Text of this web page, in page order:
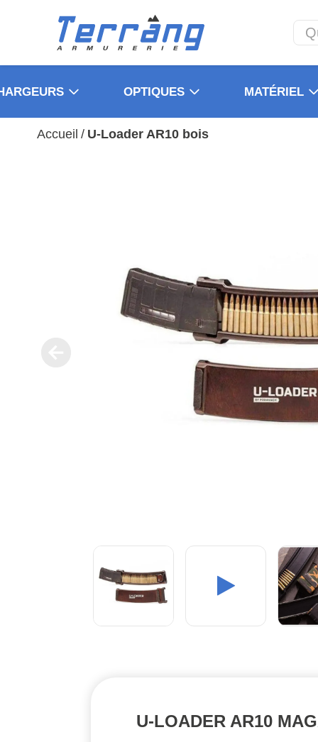
OPTIQUES MATÉRIEL
Accueil / U-Loader AR10 bois
U-LOADER AR10